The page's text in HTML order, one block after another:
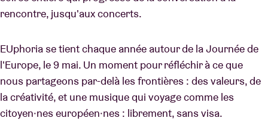
rencontre, jusqu'aux concerts.
EUphoria se tient chaque année autour de la Journée de
l'Europe, le 9 mai. Un moment pour réfléchir à ce que
nous partageons par-delà les frontières : des valeurs, de
la créativité, et une musique qui voyage comme les
citoyen·nes européen·nes : librement, sans visa.